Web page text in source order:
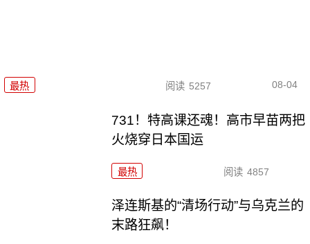
最热 阅读 5257 08-04
731！特高课还魂！高市早苗两把
火烧穿日本国运
最热 阅读 4857
泽连斯基的“清场行动”与乌克兰的
末路狂飙！